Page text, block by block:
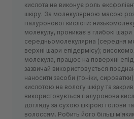
кислота не виконує роль
шкіру. За молекулярною масою
гіалуронової кислоти:
молекулу, проникає в глибокі шари
середньомолекулярна (середня
верхні шари епідермісу);
молекула, працює на поверхні
зазвичай використовується
наносити засоби (тоніки,
кислотою на вологу шкіру та
використовується гіалуронова
догляду за сухою шкірою голови
волоссям. Робить його більш